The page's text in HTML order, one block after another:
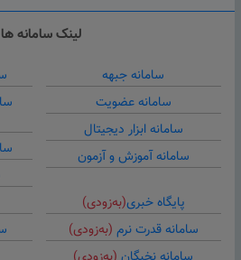
لینک سامانه
سامانه جبهه
سامانه عضویت
سامانه ابزار دیجیتال
سامانه آموزش و آزمون
پایگاه خبری(به‌زودی)
سامانه قدرت نرم (به‌زودی)